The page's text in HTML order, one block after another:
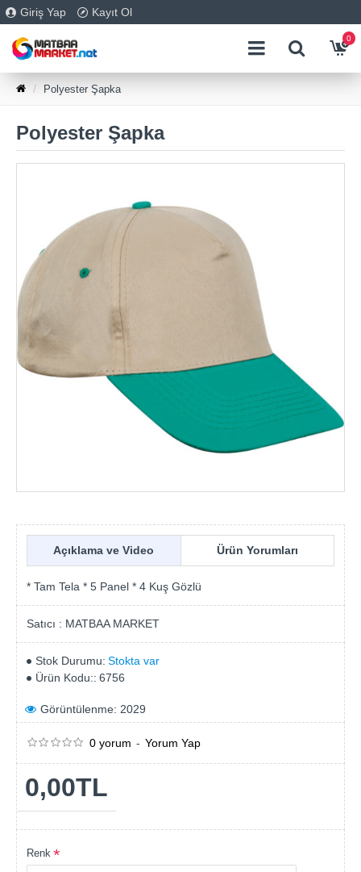
Giriş Yap Kayıt Ol
0
Polyester Şapka
Polyester Şapka
Açıklama ve Video Ürün Yorumları
* Tam Tela * 5 Panel * 4 Kuş Gözlü
Satıcı : MATBAA MARKET
Stok Durumu: Stokta var
Ürün Kodu:: 6756
Görüntülenme: 2029
0 yorum - Yorum Yap
0,00TL
Renk